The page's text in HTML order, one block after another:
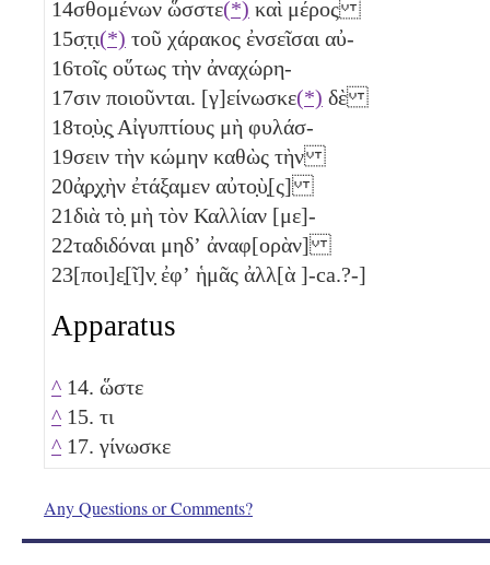
14σθομένων ὥσστε(*) καὶ μέρος
15σ̣τ̣ι(*) τοῦ χάρακος ἐνσεῖσαι αὐ-
16τοῖς οὕτως τὴν ἀναχώρη-
17σιν ποιοῦνται. [γ]είνωσκε(*) δὲ
18το̣ὺ̣ς̣ Αἰγυπτίους μὴ φυλάσ-
19σειν τὴν κώμην καθὼς τὴν
20ἀ̣ρ̣χ̣ὴν ἐτάξαμεν αὐτο̣ὺ̣[ς]
21διὰ τὸ̣ μὴ τὸν Καλλίαν [με]-
22ταδιδόναι μηδʼ ἀναφ[ορὰν]
23[ποι]ε̣[ῖ]ν̣ ἐφʼ ἡμᾶς ἀλλ[ὰ ]-ca.?-]
Apparatus
^ 14. ὥστε
^ 15. τι
^ 17. γίνωσκε
Any Questions or Comments?